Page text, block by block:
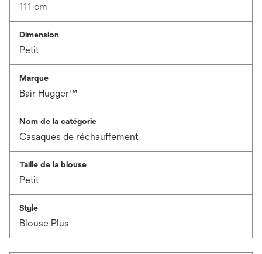
111 cm
Dimension
Petit
Marque
Bair Hugger™
Nom de la catégorie
Casaques de réchauffement
Taille de la blouse
Petit
Style
Blouse Plus